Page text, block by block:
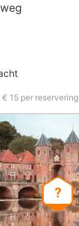
15 per reservering